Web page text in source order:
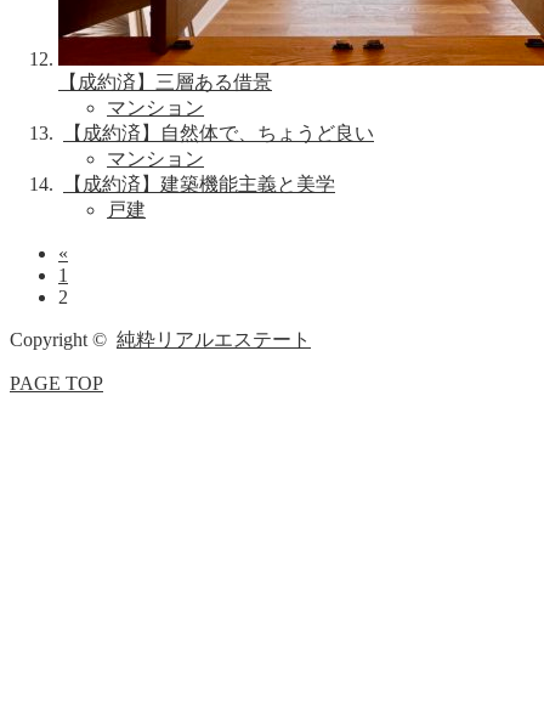
【成約済】三層ある借景
マンション
【成約済】自然体で、ちょうど良い
マンション
【成約済】建築機能主義と美学
戸建
«
1
2
Copyright © 純粋リアルエステート
PAGE TOP